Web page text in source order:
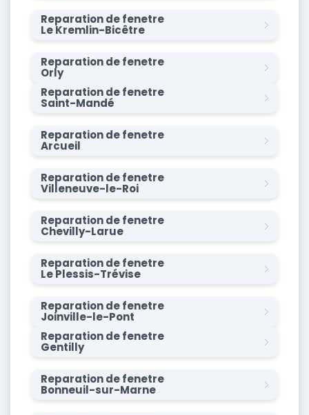
Reparation de fenetre
Le Kremlin-Bicêtre
Reparation de fenetre
Orly
Reparation de fenetre
Saint-Mandé
Reparation de fenetre
Arcueil
Reparation de fenetre
Villeneuve-le-Roi
Reparation de fenetre
Chevilly-Larue
Reparation de fenetre
Le Plessis-Trévise
Reparation de fenetre
Joinville-le-Pont
Reparation de fenetre
Gentilly
Reparation de fenetre
Bonneuil-sur-Marne